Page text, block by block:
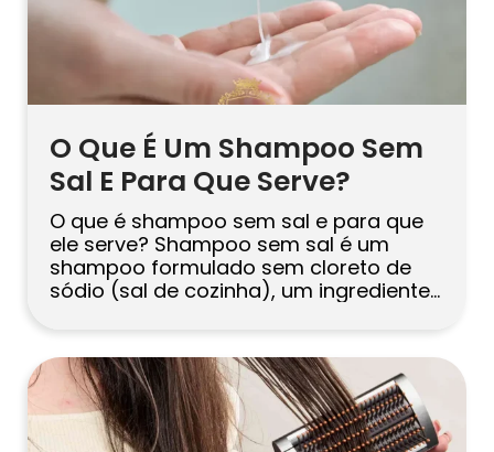
O Que É Um Shampoo Sem
Sal E Para Que Serve?
O que é shampoo sem sal e para que
ele serve? Shampoo sem sal é um
shampoo formulado sem cloreto de
sódio (sal de cozinha), um ingrediente
as fórmulas. Ao remover o sal, esses
shampoos podem ser mais suaves
para cabelos secos, coloridos ou
quimicamente alisados e ajudar a
reduzir o […]